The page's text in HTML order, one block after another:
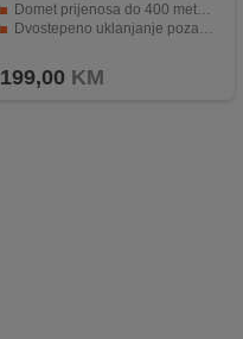
Domet prijenosa do 400 metara
Dvostepeno uklanjanje pozadinske buke i automatski limiter
199,00 KM